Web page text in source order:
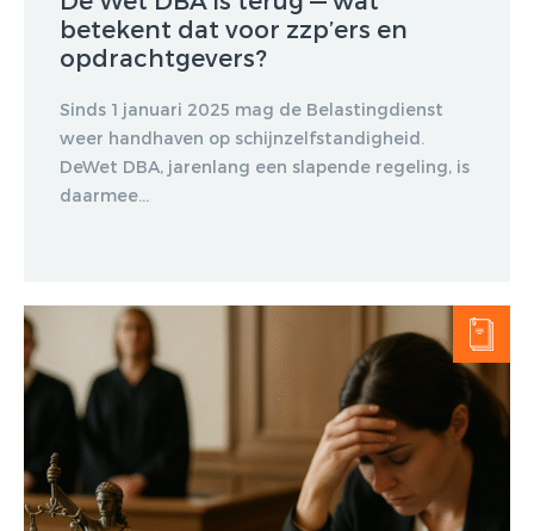
betekent dat voor zzp’ers en
opdrachtgevers?
Sinds 1 januari 2025 mag de Belastingdienst
weer handhaven op schijnzelfstandigheid.
DeWet DBA, jarenlang een slapende regeling, is
daarmee...